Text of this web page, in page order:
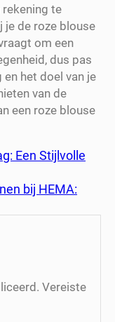
te
je de roze blouse
om een
dus pas
het doel van je
van de
een roze blouse
Een Stijlvolle
bij HEMA:
Vereiste